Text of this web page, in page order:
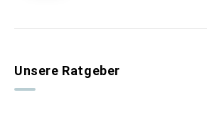
Unsere Ratgeber